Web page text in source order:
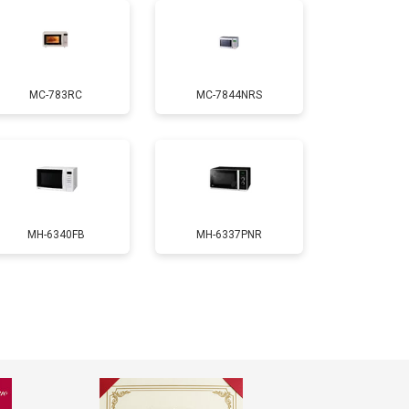
4500 ₽ Заказать
2400 ₽ Заказать
MC-783RC MC-7844NRS
MH-6340FB MH-6337PNR